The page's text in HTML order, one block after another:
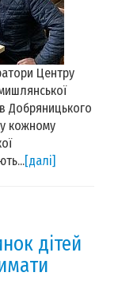
Центру
Добряницького
кожному
[далі]
дітей